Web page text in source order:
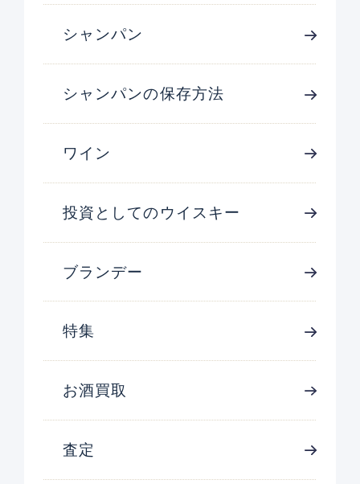
シャンパン
シャンパンの保存方法
ワイン
投資としてのウイスキー
ブランデー
特集
お酒買取
査定